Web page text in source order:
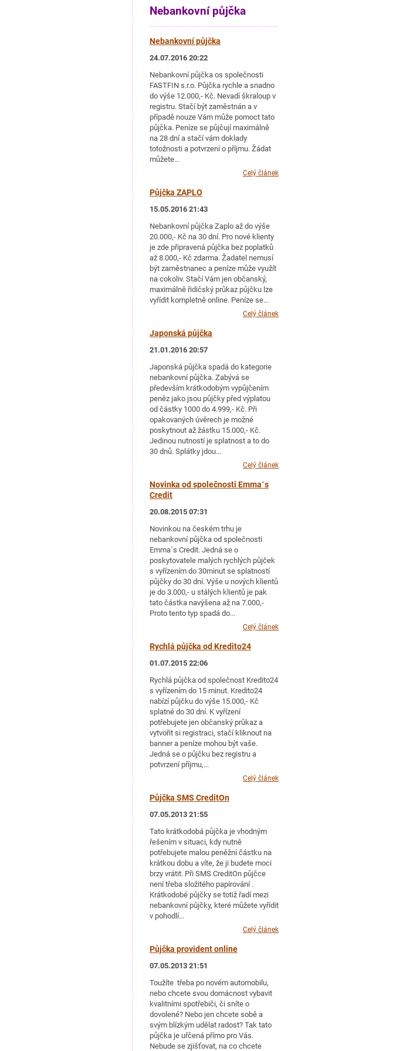
Nebankovní půjčka
Nebankovní půjčka
24.07.2016 20:22
Nebankovní půjčka os společnosti
FASTFIN s.r.o. Půjčka rychle a snadno
do výše 12.000,- Kč. Nevadí škraloup v
registru. Stačí být zaměstnán a v
případě nouze Vám může pomoct tato
půjčka. Peníze se půjčují maximálně
na 28 dní a stačí vám doklady
totožnosti a potvrzení o příjmu. Žádat
můžete...
Celý článek
Půjčka ZAPLO
15.05.2016 21:43
Nebankovní půjčka Zaplo až do výše
20.000,- Kč na 30 dní. Pro nové klienty
je zde připravená půjčka bez poplatků
až 8.000,- Kč zdarma. Žadatel nemusí
být zaměstnanec a peníze může využít
na cokoliv. Stačí Vám jen občanský,
maximálně řidičský průkaz půjčku lze
vyřídit kompletně online. Peníze se...
Celý článek
Japonská půjčka
21.01.2016 20:57
Japonská půjčka spadá do kategorie
nebankovní půjčka. Zabývá se
především krátkodobým vypůjčením
peněz jako jsou půjčky před výplatou
od částky 1000 do 4.999,- Kč. Při
opakovaných úvěrech je možné
poskytnout až žástku 15.000,- Kč.
Jedinou nutností je splatnost a to do
30 dnů. Splátky jdou...
Celý článek
Novinka od společnosti Emma´s
Credit
20.08.2015 07:31
Novinkou na českém trhu je
nebankovní půjčka od společnosti
Emma´s Credit. Jedná se o
poskytovatele malých rychlých půjček
s vyřízením do 30minut se splatností
půjčky do 30 dní. Výše u nových klientů
je do 3.000,- u stálých klientů je pak
tato částka navýšena až na 7.000,-
Proto tento typ spadá do...
Celý článek
Rychlá půjčka od Kredito24
01.07.2015 22:06
Rychlá půjčka od společnost Kredito24
s vyřízením do 15 minut. Kredito24
nabízí půjčku do výše 15.000,- Kč
splatné do 30 dní. K vyřízení
potřebujete jen občanský průkaz a
vytvořit si registraci, stačí kliknout na
banner a peníze mohou být vaše.
Jedná se o půjčku bez registru a
potvrzení příjmu,...
Celý článek
Půjčka SMS CreditOn
07.05.2013 21:55
Tato krátkodobá půjčka je vhodným
řešením v situaci, kdy nutně
potřebujete malou peněžní částku na
krátkou dobu a víte, že ji budete moci
brzy vrátit. Při SMS CreditOn půjčce
není třeba složitého papírování .
Krátkodobé půjčky se totiž řadí mezi
nebankovní půjčky, které můžete vyřídit
v pohodlí...
Celý článek
Půjčka provident online
07.05.2013 21:51
Toužíte třeba po novém automobilu,
nebo chcete svou domácnost vybavit
kvalitními spotřebiči, či sníte o
dovolené? Nebo jen chcete sobě a
svým blízkým udělat radost? Tak tato
půjčka je uřčená přímo pro Vás.
Nebude se zjišťovat, na co chcete